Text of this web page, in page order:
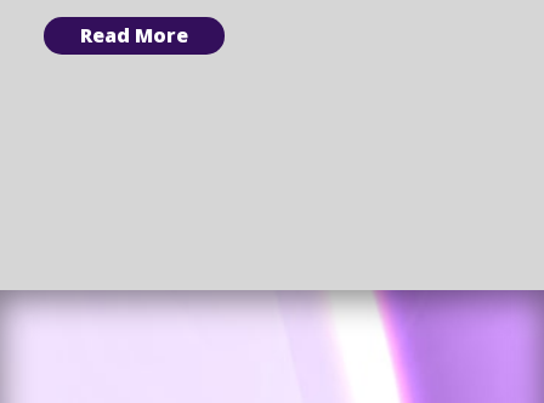
Read More